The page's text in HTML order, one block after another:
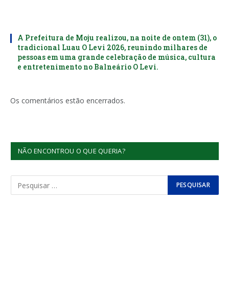
A Prefeitura de Moju realizou, na noite de ontem (31), o
tradicional Luau O Levi 2026, reunindo milhares de
pessoas em uma grande celebração de música, cultura
e entretenimento no Balneário O Levi.
Os comentários estão encerrados.
NÃO ENCONTROU O QUE QUERIA?